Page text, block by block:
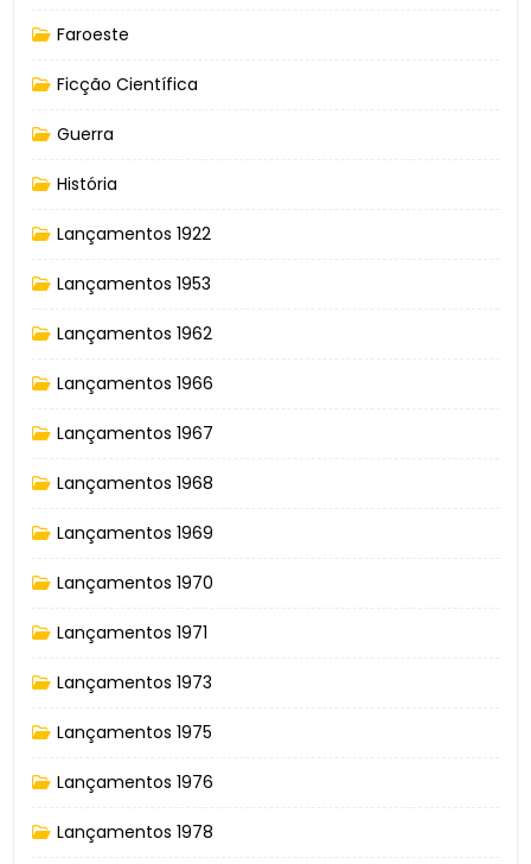
Faroeste
Ficção Científica
Guerra
História
Lançamentos 1922
Lançamentos 1953
Lançamentos 1962
Lançamentos 1966
Lançamentos 1967
Lançamentos 1968
Lançamentos 1969
Lançamentos 1970
Lançamentos 1971
Lançamentos 1973
Lançamentos 1975
Lançamentos 1976
Lançamentos 1978